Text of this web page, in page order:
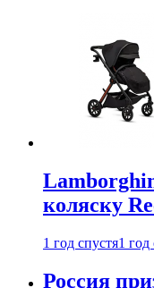
коляску
1 год спустя1 год
Россия